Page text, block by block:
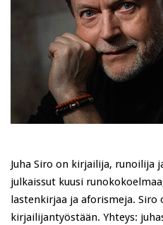
Juha Siro on kirjailija, runoilija
julkaissut kuusi
lastenkirjaa ja aforismeja. Siro
kirjailijantyöstään. Yhteys: